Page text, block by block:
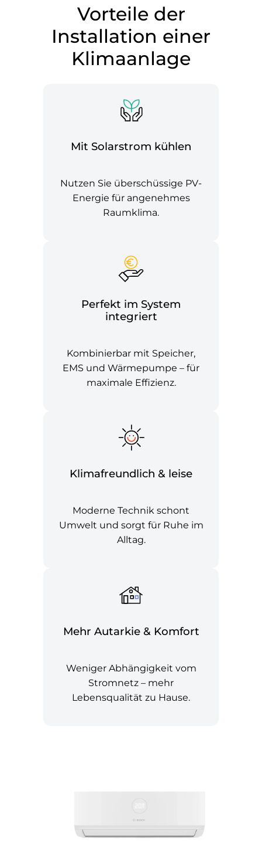
Vorteile der
Installation einer
Klimaanlage
Mit Solarstrom kühlen
Nutzen Sie überschüssige PV-
Energie für angenehmes
Raumklima.
Perfekt im System
integriert
Kombinierbar mit Speicher,
EMS und Wärmepumpe – für
maximale Effizienz.
Klimafreundlich & leise
Moderne Technik schont
Umwelt und sorgt für Ruhe im
Alltag.
Mehr Autarkie & Komfort
Weniger Abhängigkeit vom
Stromnetz – mehr
Lebensqualität zu Hause.